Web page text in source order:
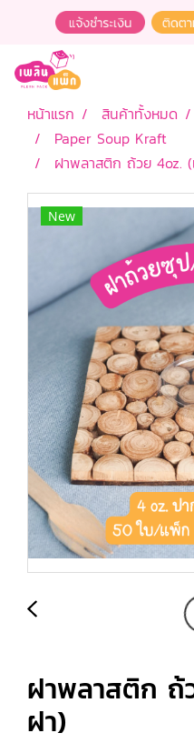
หน้าแรก สินค้าทั้งหมด
Paper Soup Kraft
ฝาพลาสติก ถ้วย 4oz. (
New
ฝาพลาสติก ถ้
ฝา)